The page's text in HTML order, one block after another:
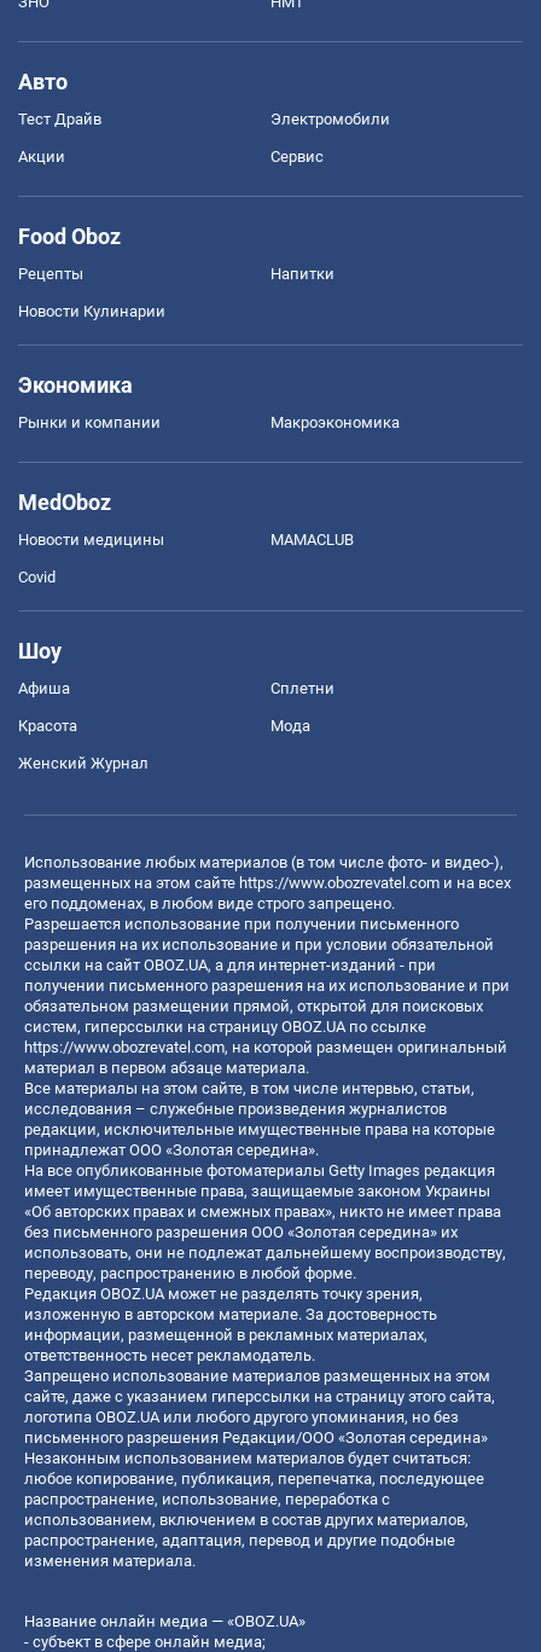
Авто
Тест Драйв Электромобили
Акции Сервис
Food Oboz
Рецепты Напитки
Новости Кулинарии
Экономика
Рынки и компании Mакроэкономика
MedOboz
Новости медицины MAMACLUB
Covid
Шоу
Афиша Сплетни
Красота Мода
Женский Журнал
Использование любых материалов (в том числе фото- и видео-),
размещенных на этом сайте https://www.obozrevatel.com и на всех
его поддоменах, в любом виде строго запрещено.
Разрешается использование при получении письменного
разрешения на их использование и при условии обязательной
ссылки на сайт OBOZ.UA, а для интернет-изданий - при
получении письменного разрешения на их использование и при
обязательном размещении прямой, открытой для поисковых
систем, гиперссылки на страницу OBOZ.UA по ссылке
https://www.obozrevatel.com, на которой размещен оригинальный
материал в первом абзаце материала.
Все материалы на этом сайте, в том числе интервью, статьи,
исследования – служебные произведения журналистов
редакции, исключительные имущественные права на которые
принадлежат ООО «Золотая середина».
На все опубликованные фотоматериалы Getty Images редакция
имеет имущественные права, защищаемые законом Украины
«Об авторских правах и смежных правах», никто не имеет права
без письменного разрешения ООО «Золотая середина» их
использовать, они не подлежат дальнейшему воспроизводству,
переводу, распространению в любой форме.
Редакция OBOZ.UA может не разделять точку зрения,
изложенную в авторском материале. За достоверность
информации, размещенной в рекламных материалах,
ответственность несет рекламодатель.
Запрещено использование материалов размещенных на этом
сайте, даже с указанием гиперссылки на страницу этого сайта,
логотипа OBOZ.UA или любого другого упоминания, но без
письменного разрешения Редакции/ООО «Золотая середина»
Незаконным использованием материалов будет считаться:
любое копирование, публикация, перепечатка, последующее
распространение, использование, переработка с
использованием, включением в состав других материалов,
распространение, адаптация, перевод и другие подобные
изменения материала.
Название онлайн медиа — «OBOZ.UA»
- субъект в сфере онлайн медиа;